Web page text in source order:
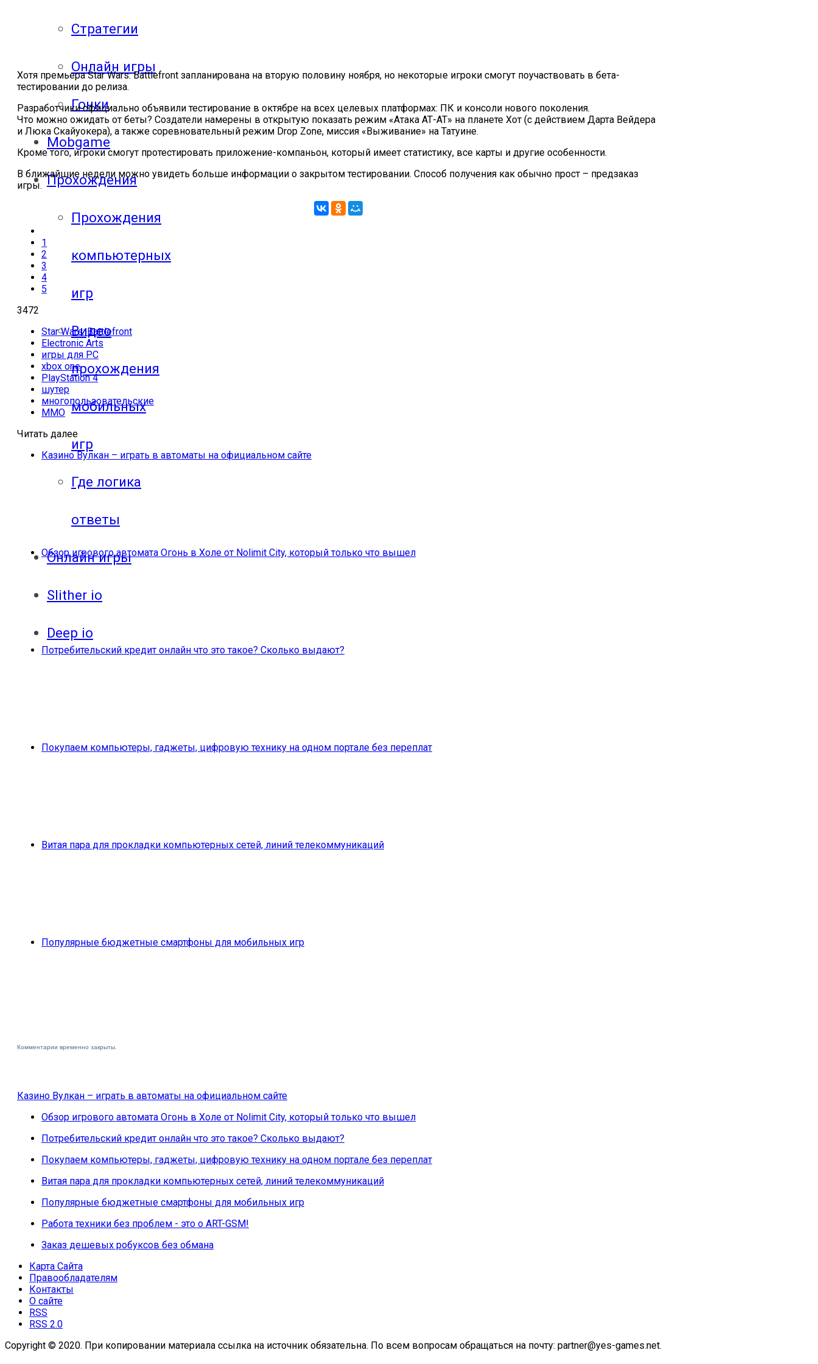
Стратегии
Онлайн игры
Гонки
Mobgame
Прохождения
Прохождения
компьютерных
игр
Видео
прохождения
мобильных
игр
Где логика
ответы
Онлайн игры
Slither io
Deep io
Хотя премьера Star Wars: Battlefront запланирована на вторую половину ноября, но некоторые игроки смогут поучаствовать в бета-
тестировании до релиза.
Разработчики официально объявили тестирование в октябре на всех целевых платформах: ПК и консоли нового поколения.
Что можно ожидать от беты? Создатели намерены в открытую показать режим «Атака АТ-АТ» на планете Хот (с действием Дарта Вейдера
и Люка Скайуокера), а также соревновательный режим Drop Zone, миссия «Выживание» на Татуине.
Кроме того, игроки смогут протестировать приложение-компаньон, который имеет статистику, все карты и другие особенности.
В ближайшие недели можно увидеть больше информации о закрытом тестировании. Способ получения как обычно прост – предзаказ
игры.
1
2
3
4
5
3472
Star Wars: Battlefront
Electronic Arts
игры для PC
xbox one
PlayStation 4
шутер
многопользовательские
MMO
Читать далее
Казино Вулкан – играть в автоматы на официальном сайте
Обзор игрового автомата Огонь в Холе от Nolimit City, который только что вышел
Потребительский кредит онлайн что это такое? Сколько выдают?
Покупаем компьютеры, гаджеты, цифровую технику на одном портале без переплат
Витая пара для прокладки компьютерных сетей, линий телекоммуникаций
Популярные бюджетные смартфоны для мобильных игр
Комментарии временно закрыты.
Казино Вулкан – играть в автоматы на официальном сайте
Обзор игрового автомата Огонь в Холе от Nolimit City, который только что вышел
Потребительский кредит онлайн что это такое? Сколько выдают?
Покупаем компьютеры, гаджеты, цифровую технику на одном портале без переплат
Витая пара для прокладки компьютерных сетей, линий телекоммуникаций
Популярные бюджетные смартфоны для мобильных игр
Работа техники без проблем - это о ART-GSM!
Заказ дешевых робуксов без обмана
Карта Сайта
Правообладателям
Контакты
О сайте
RSS
RSS 2.0
Copyright © 2020. При копировании материала ссылка на источник обязательна. По всем вопросам обращаться на почту: partner@yes-games.net.